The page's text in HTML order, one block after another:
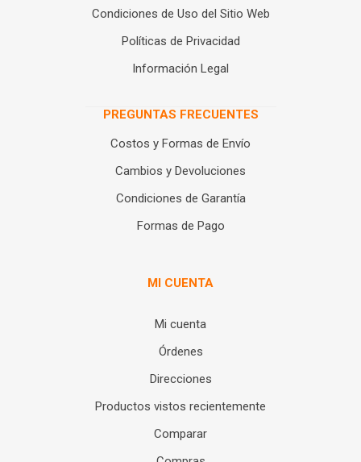
Condiciones de Uso del Sitio Web
Políticas de Privacidad
Información Legal
PREGUNTAS FRECUENTES
Costos y Formas de Envío
Cambios y Devoluciones
Condiciones de Garantía
Formas de Pago
MI CUENTA
Mi cuenta
Órdenes
Direcciones
Productos vistos recientemente
Comparar